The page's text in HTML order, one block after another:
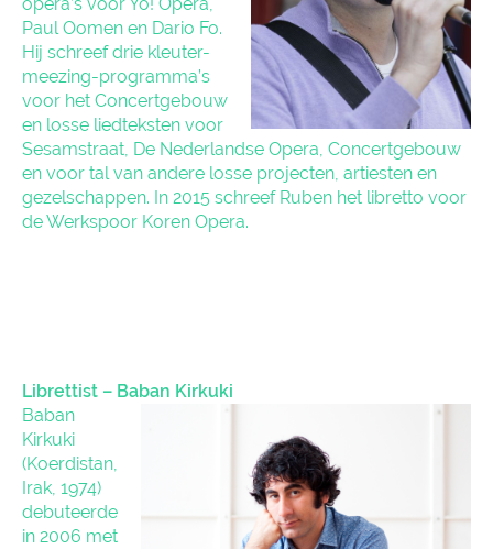
Paul Oomen en Dario Fo.
Hij schreef drie kleuter-
meezing-programma’s
voor het Concertgebouw
en losse liedteksten voor
Sesamstraat, De Nederlandse Opera, Concertgebouw
en voor tal van andere losse projecten, artiesten en
gezelschappen. In 2015 schreef Ruben het libretto voor
de Werkspoor Koren Opera.
Librettist – Baban Kirkuki
Baban
Kirkuki
(Koerdistan,
Irak, 1974)
debuteerde
in 2006 met